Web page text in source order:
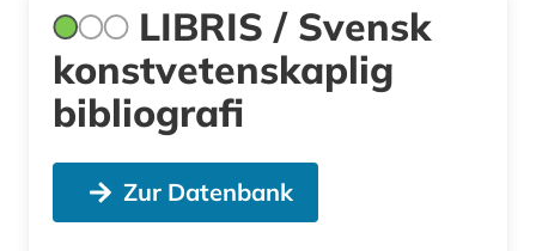
LIBRIS / Svensk
konstvetenskaplig
bibliografi
Zur Datenbank